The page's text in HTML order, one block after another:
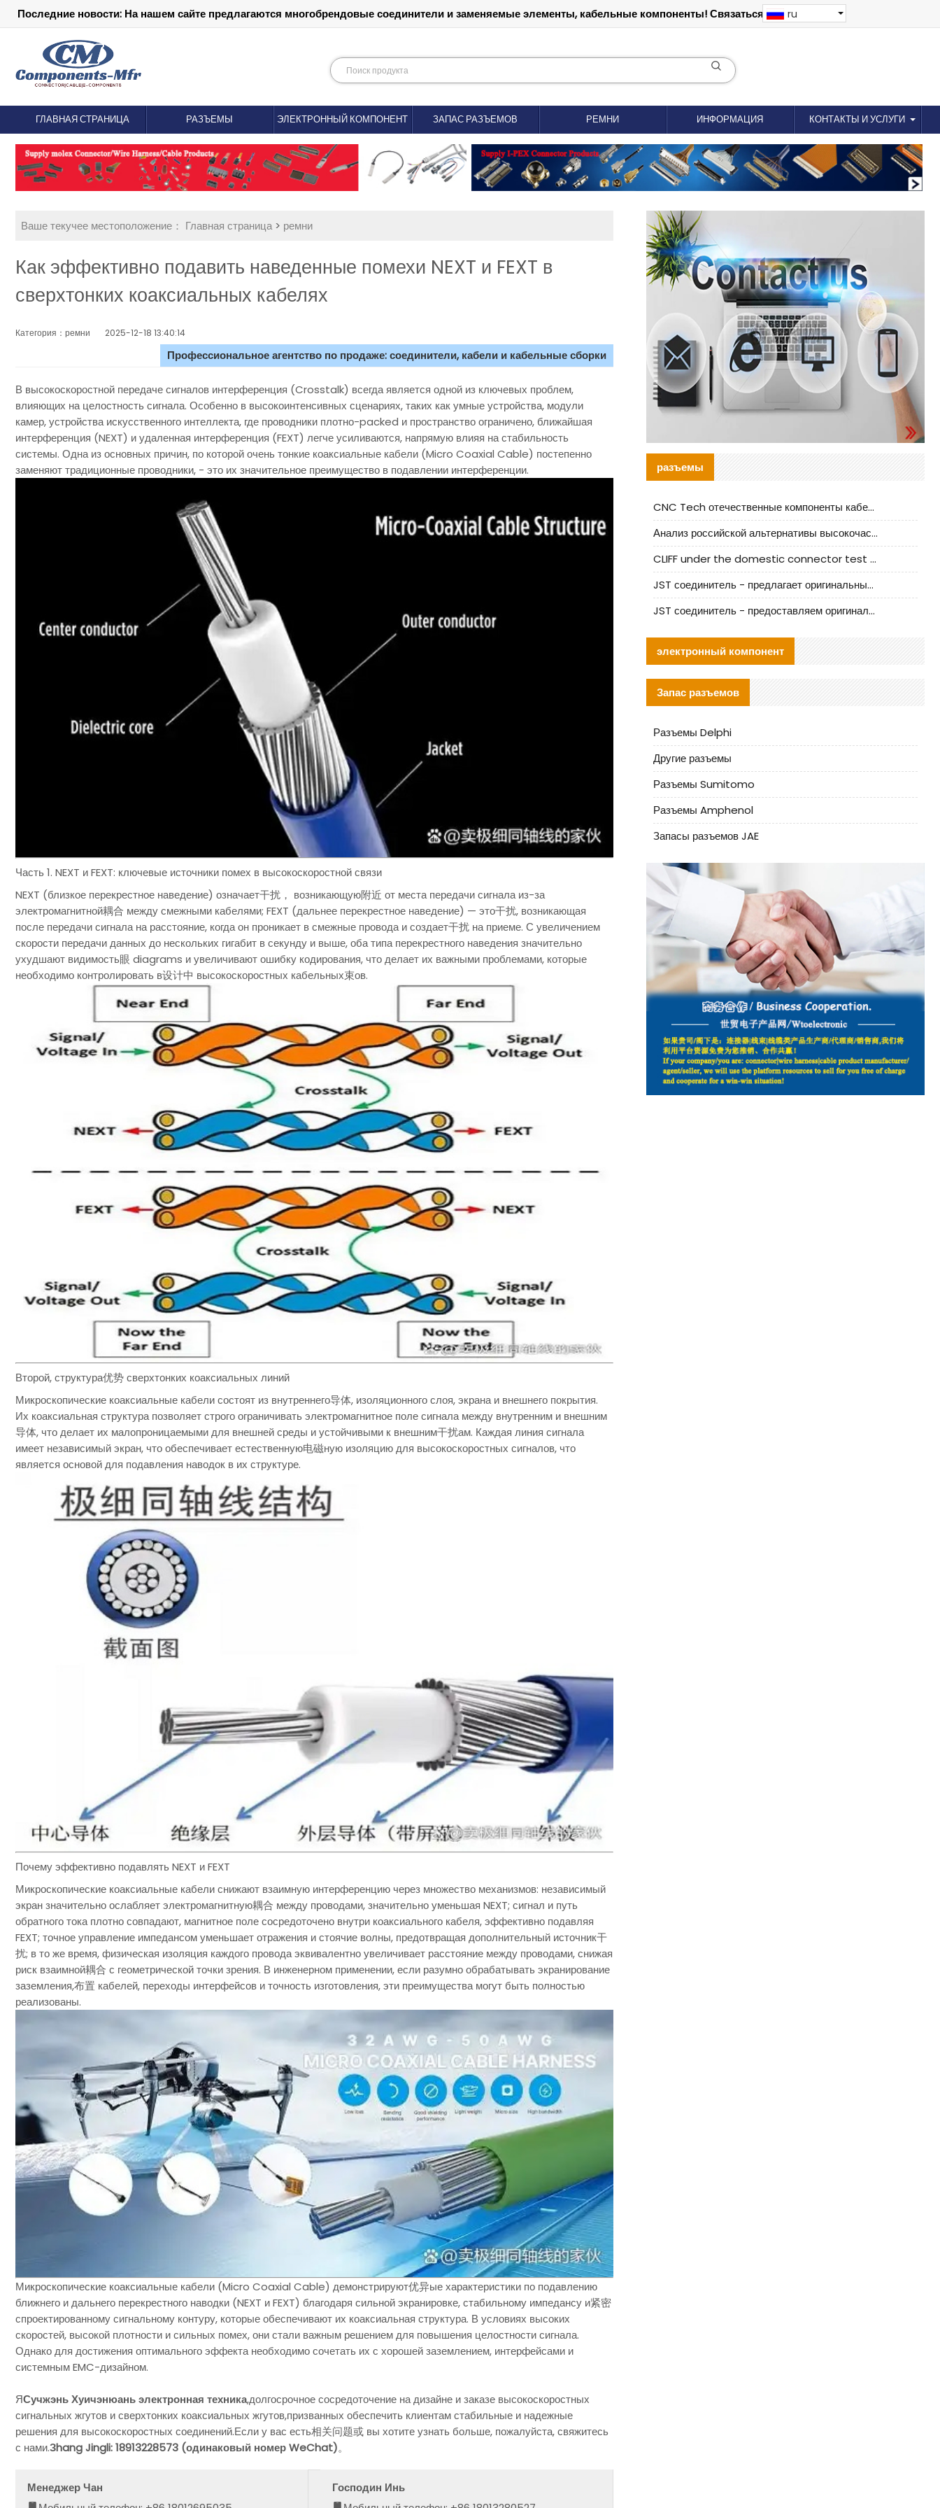
Последние новости: На нашем сайте предлагаются многобрендовые соединители и заменяемые элементы, кабельные компоненты! Связаться: 18012695035
ru
ГЛАВНАЯ СТРАНИЦА РАЗЪЕМЫ ЭЛЕКТРОННЫЙ КОМПОНЕНТ ЗАПАС РАЗЪЕМОВ РЕМНИ ИНФОРМАЦИЯ КОНТАКТЫ И УСЛУГИ
Ваше текучее местоположение： Главная страница> ремни
Как эффективно подавить наведенные помехи NEXT и FEXT в
сверхтонких коаксиальных кабелях
Категория：ремни 2025-12-18 13:40:14
Профессиональное агентство по продаже: соединители, кабели и кабельные сборки
В высокоскоростной передаче сигналов интерференция (Crosstalk) всегда является одной из ключевых проблем,
влияющих на целостность сигнала. Особенно в высокоинтенсивных сценариях, таких как умные устройства, модули
камер, устройства искусственного интеллекта, где проводники плотно-packed и пространство ограничено, ближайшая
интерференция (NEXT) и удаленная интерференция (FEXT) легче усиливаются, напрямую влияя на стабильность
системы. Одна из основных причин, по которой очень тонкие коаксиальные кабели (Micro Coaxial Cable) постепенно
заменяют традиционные проводники, - это их значительное преимущество в подавлении интерференции.
Часть 1. NEXT и FEXT: ключевые источники помех в высокоскоростной связи
NEXT (близкое перекрестное наведение) означает干扰， возникающую附近 от места передачи сигнала из-за
электромагнитной耦合 между смежными кабелями; FEXT (дальнее перекрестное наведение) — это干扰, возникающая
после передачи сигнала на расстояние, когда он проникает в смежные провода и создает干扰 на приеме. С увеличением
скорости передачи данных до нескольких гигабит в секунду и выше, оба типа перекрестного наведения значительно
ухудшают видимость眼 diagrams и увеличивают ошибку кодирования, что делает их важными проблемами, которые
необходимо контролировать в设计中 высокоскоростных кабельных束ов.
Второй, структура优势 сверхтонких коаксиальных линий
Микроскопические коаксиальные кабели состоят из внутреннего导体, изоляционного слоя, экрана и внешнего покрытия.
Их коаксиальная структура позволяет строго ограничивать электромагнитное поле сигнала между внутренним и внешним
导体, что делает их малопроницаемыми для внешней среды и устойчивыми к внешним干扰ам. Каждая линия сигнала
имеет независимый экран, что обеспечивает естественную电磁ную изоляцию для высокоскоростных сигналов, что
является основой для подавления наводок в их структуре.
Почему эффективно подавлять NEXT и FEXT
Микроскопические коаксиальные кабели снижают взаимную интерференцию через множество механизмов: независимый
экран значительно ослабляет электромагнитную耦合 между проводами, значительно уменьшая NEXT; сигнал и путь
обратного тока плотно совпадают, магнитное поле сосредоточено внутри коаксиального кабеля, эффективно подавляя
FEXT; точное управление импедансом уменьшает отражения и стоячие волны, предотвращая дополнительный источник干
扰; в то же время, физическая изоляция каждого провода эквивалентно увеличивает расстояние между проводами, снижая
риск взаимной耦合 с геометрической точки зрения. В инженерном применении, если разумно обрабатывать экранирование
заземления,布置 кабелей, переходы интерфейсов и точность изготовления, эти преимущества могут быть полностью
реализованы.
Микроскопические коаксиальные кабели (Micro Coaxial Cable) демонстрируют优异ые характеристики по подавлению
ближнего и дальнего перекрестного наводки (NEXT и FEXT) благодаря сильной экранировке, стабильному импедансу и紧密
спроектированному сигнальному контуру, которые обеспечивают их коаксиальная структура. В условиях высоких
скоростей, высокой плотности и сильных помех, они стали важным решением для повышения целостности сигнала.
Однако для достижения оптимального эффекта необходимо сочетать их с хорошей заземлением, интерфейсами и
системным EMC-дизайном.
ЯСучжэнь Хуичэнюань электронная техника,долгосрочное сосредоточение на дизайне и заказе высокоскоростных
сигнальных жгутов и сверхтонких коаксиальных жгутов,призванных обеспечить клиентам стабильные и надежные
решения для высокоскоростных соединений.Если у вас есть相关问题或 вы хотите узнать больше, пожалуйста, свяжитесь
с нами.Зhang Jingli: 18913228573 (одинаковый номер WeChat)。
Менеджер Чан
Господин Инь
разъемы
CNC Tech отечественные компоненты кабельной арматуры оценка и руководство по производственному внедрению
Анализ российской альтернативы высокочастотных кабельных колодцев I-PEX
CLIFF under the domestic connector test standard update
JST соединитель - предлагает оригинальные и заменяющие JST NSHR-02V-S соединители
JST соединитель - предоставляем оригинальные JST GHR-09V-S соединители и их аналоги
электронный компонент
Запас разъемов
Разъемы Delphi
Другие разъемы
Разъемы Sumitomo
Разъемы Amphenol
Запасы разъемов JAE